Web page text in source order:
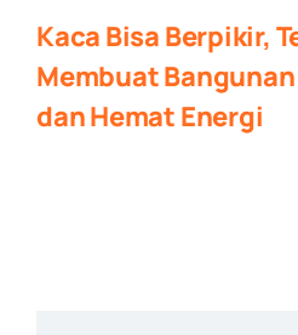
Kaca Bisa Berpikir,
Membuat
dan Hemat Energi